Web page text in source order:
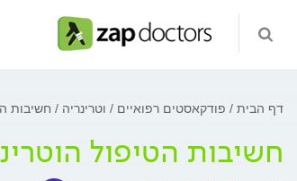
דף הבית פודקאסטים רפואיים וטרינריה חשיבות
חשיבות הטיפול